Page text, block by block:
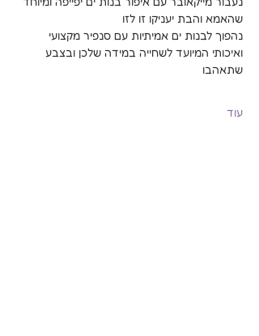
שהאמא והבת יעניקו זו לזו
נהפוך לבנות ים אמיתיות עם סנפיר מקצועי
ואיכותי המיועד לשחייה במידה שלכן ובצבע
שתאהבו
עוד